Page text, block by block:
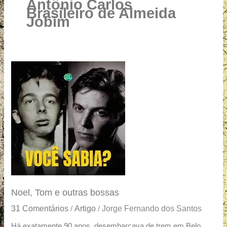
a
Antônio Carlos
Brasileiro de Almeida
Jobim
Noel, Tom e outras bossas
31 Comentários /Artigo /Jorge Fernando dos Santos
Tom
outras
bossas